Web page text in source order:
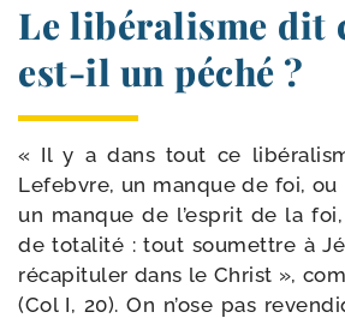
Le libéralisme dit
est-​il un péché ?
« Il y a dans tout ce
Lefebvre, un manque de foi,
un manque de l’esprit de la
de tota­li­té : tout sou­mettre à
réca­pi­tu­ler dans le Christ »,
(Col I, 20). On n’ose pas